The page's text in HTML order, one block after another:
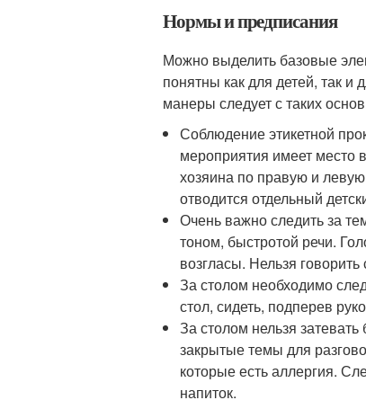
Нормы и предписания
Можно выделить базовые
понятны как для детей, так
манеры следует с таких
Соблюдение этикетной
мероприятия имеет место
хозяина по правую и
отводится отдельный
Очень важно следить за
тоном, быстротой речи.
возгласы. Нельзя
За столом необходимо
стол, сидеть, подперев
За столом нельзя
закрытые темы для
которые есть аллергия.
напиток.